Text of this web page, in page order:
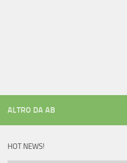
ALTRO DA AB
HOT NEWS!